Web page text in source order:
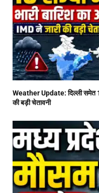
Weather Update: दिल्ली समेत 15
की बड़ी चेतावनी